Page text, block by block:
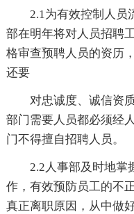
2.1为有效控制人员
部在明年将对人员招聘
格审查预聘人员的资历
还要
对忠诚度、诚信资
部门需要人员都必须经
门不得擅自招聘人员。
2.2人事部及时地掌
作，有效预防员工的不
真正离职原因，从中做